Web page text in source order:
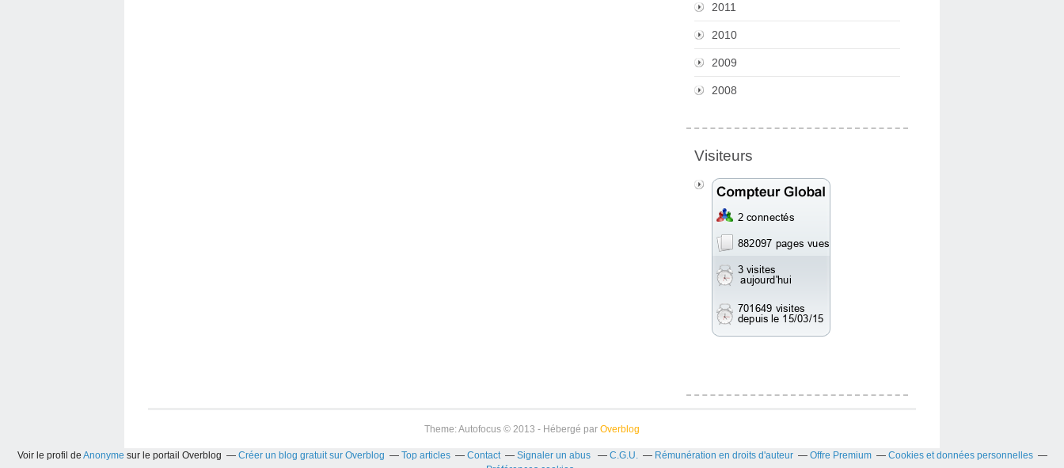
2011
2010
2009
2008
Visiteurs
Theme: Autofocus © 2013 - Hébergé par Overblog
Voir le profil de Anonyme sur le portail Overblog Créer un blog gratuit sur Overblog Top articles Contact Signaler un abus C.G.U. Rémunération en droits d'auteur Offre Premium
Cookies et données personnelles